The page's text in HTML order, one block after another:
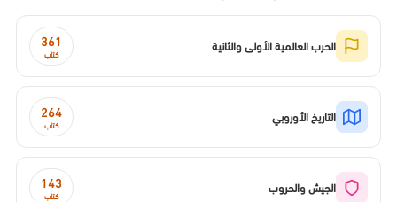
الحرب العالمية الأولى والثانية 361
كتاب
التاريخ الأوروبي 264
كتاب
الجيش والحروب 143
كتاب